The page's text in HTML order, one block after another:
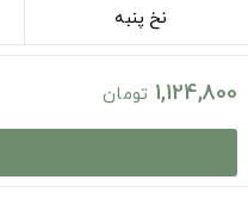
نخ پنبه
1,124,800 تومان